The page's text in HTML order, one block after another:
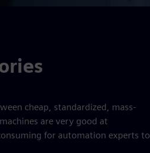
cheap, standardized, mass-
are very good at
for automation experts to